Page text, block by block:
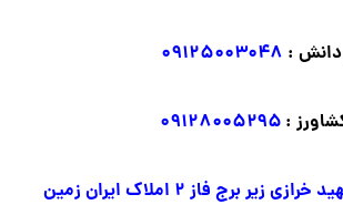
دانش : ۰۹۱۲۵۰۰۳۰۴۸
:۰۹۱۲۸۰۰۵۲۹۵
برج فاز ۲ املاک ایران زمین